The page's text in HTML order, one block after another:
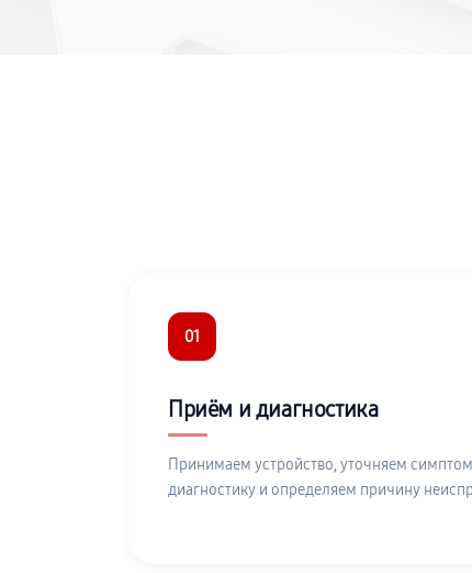
01
Приём и диагностика
Принимаем устройство, уточняем
диагностику и определяем причину